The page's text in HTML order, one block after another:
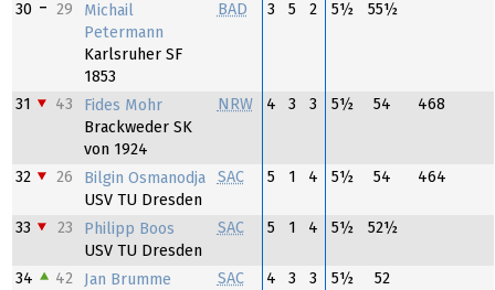
30 29
Michail
Petermann
Karlsruher SF
1853
BAD 3 5 2 5½ 55½
31 43
Fides Mohr
Brackweder SK
von 1924
NRW 4 3 3 5½ 54 468
32 26
Bilgin Osmanodja
USV TU Dresden
SAC 5 1 4 5½ 54 464
33 23
Philipp Boos
USV TU Dresden
SAC 5 1 4 5½ 52½
34 42
Jan Brumme
SAC 4 3 3 5½ 52